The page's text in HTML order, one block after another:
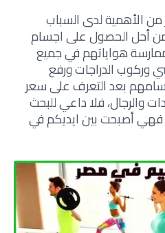
من الأهمية لدى السباب
من أحل الحصول على اجسام
هواياتهم في جميع
وركوب الدراجات ورفع
بعد التعرف على سعر
والرجال، فلا داعي للبحث
أصبحت بين ايديكم في